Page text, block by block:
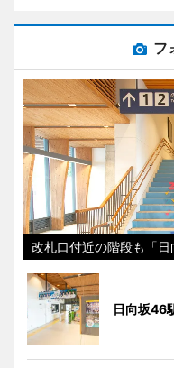
フ
改札口付近の階段も「
日向坂46